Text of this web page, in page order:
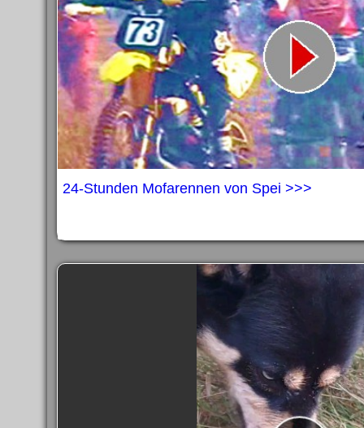
24-Stunden Mofarennen von Spei >>>